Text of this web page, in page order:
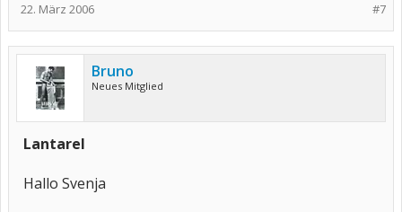
#7
22. März 2006
Bruno
Neues Mitglied
Lantarel
Hallo Svenja